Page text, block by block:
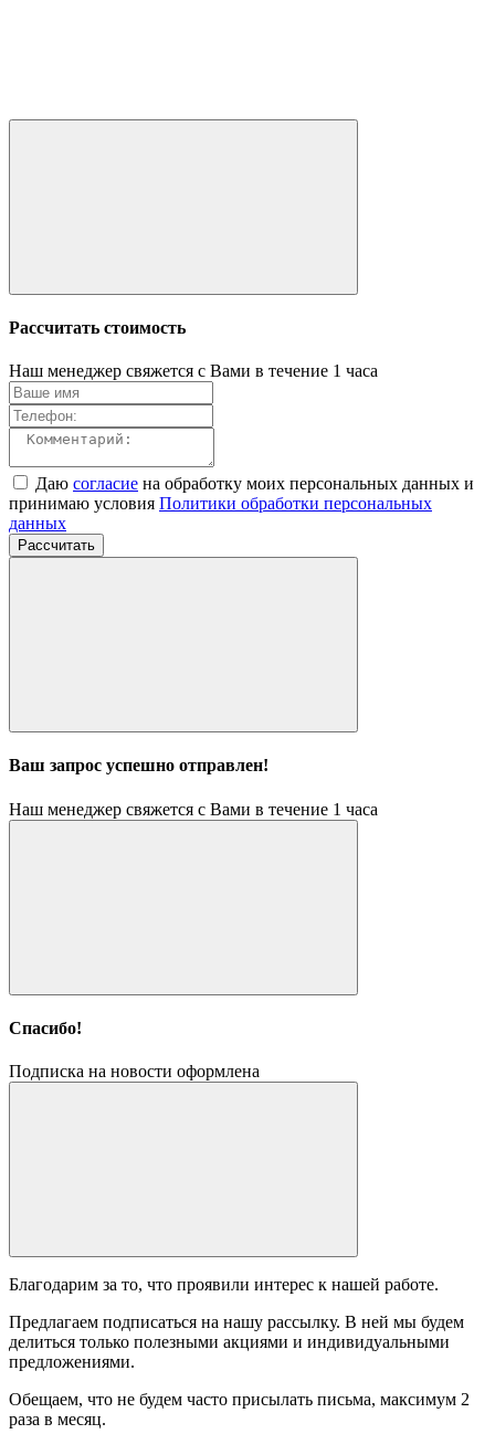
Рассчитать стоимость
Наш менеджер свяжется с Вами в течение 1 часа
Даю согласие на обработку моих персональных данных и
принимаю условия Политики обработки персональных
данных
Рассчитать
Ваш запрос успешно отправлен!
Наш менеджер свяжется с Вами в течение 1 часа
Спасибо!
Подписка на новости оформлена
Благодарим за то, что проявили интерес к нашей работе.
Предлагаем подписаться на нашу рассылку. В ней мы будем
делиться только полезными акциями и индивидуальными
предложениями.
Обещаем, что не будем часто присылать письма, максимум 2
раза в месяц.